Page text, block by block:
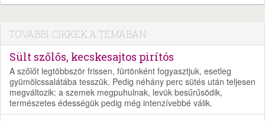
TOVÁBBI CIKKEK A TÉMÁBAN
Sült szőlős, kecskesajtos pirítós
A szőlőt legtöbbször frissen, fürtönként fogyasztjuk, esetleg
gyümölcssalátába tesszük. Pedig néhány perc sütés után teljesen
megváltozik: a szemek megpuhulnak, levük besűrűsödik,
természetes édességük pedig még intenzívebbé válik.